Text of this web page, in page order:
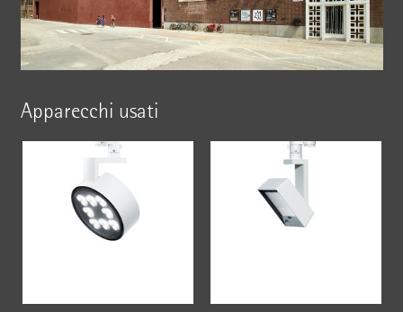
Apparecchi usati